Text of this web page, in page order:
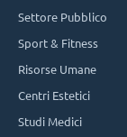
Settore Pubblico
Sport & Fitness
Risorse Umane
Centri Estetici
Studi Medici